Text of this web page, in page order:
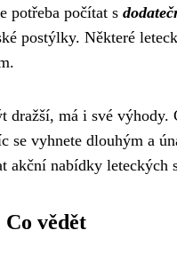
potřeba počítat s
postýlky. Některé
dražší, má i své výhody.
se vyhnete dlouhým a
akční nabídky
vědět